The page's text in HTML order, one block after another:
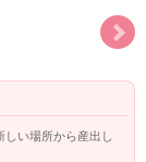
い場所から産出し